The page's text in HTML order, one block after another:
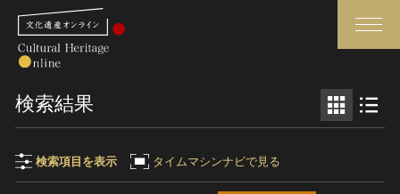
さらに詳細検索
検索結果
検索項目を表示 タイムマシンナビで見る